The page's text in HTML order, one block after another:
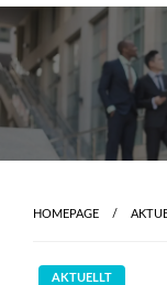
Skip
to
content
HOMEPAGE
AKTUELLT